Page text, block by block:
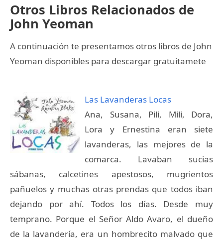
Otros Libros Relacionados de
John Yeoman
A continuación te presentamos otros libros de John
Yeoman disponibles para descargar gratuitamete
Las Lavanderas Locas
Ana, Susana, Pili, Mili, Dora,
Lora y Ernestina eran siete
lavanderas, las mejores de la
comarca. Lavaban sucias
sábanas, calcetines apestosos, mugrientos
pañuelos y muchas otras prendas que todos iban
dejando por ahí. Todos los días. Desde muy
temprano. Porque el Señor Aldo Avaro, el dueño
de la lavandería, era un hombrecito malvado que